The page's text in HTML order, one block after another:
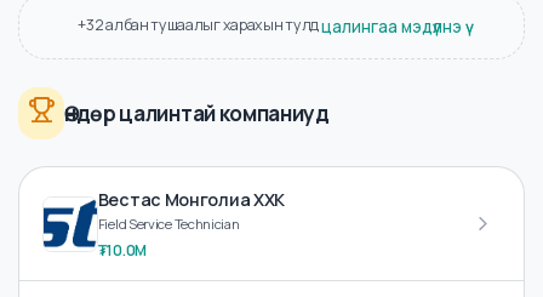
Борлуулалтын дараах үйлчилгээний менежер
After Sales Manager
+32 албан тушаалыг харахын тулд
Өндөр цалинтай компаниуд